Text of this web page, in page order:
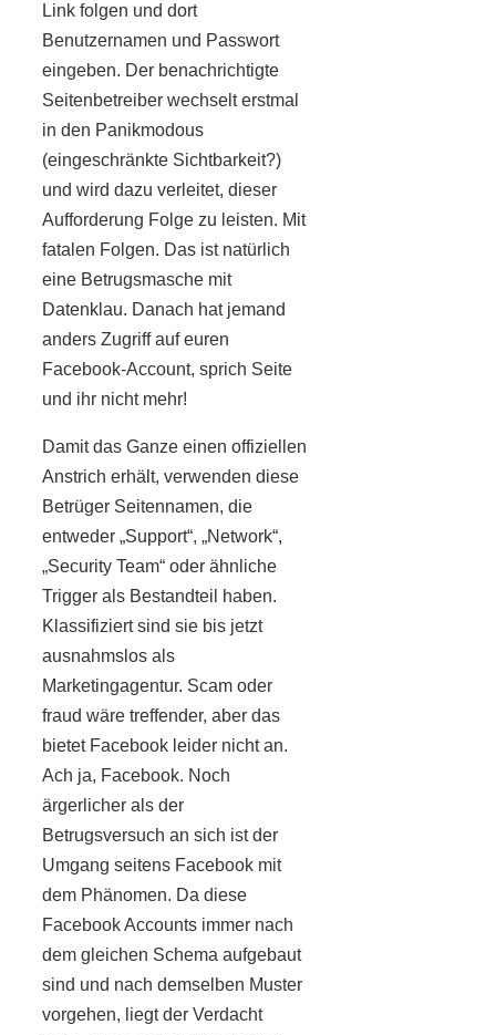
Link folgen und dort
Benutzernamen und Passwort
eingeben. Der benachrichtigte
Seitenbetreiber wechselt erstmal
in den Panikmodous
(eingeschränkte Sichtbarkeit?)
und wird dazu verleitet, dieser
Aufforderung Folge zu leisten. Mit
fatalen Folgen. Das ist natürlich
eine Betrugsmasche mit
Datenklau. Danach hat jemand
anders Zugriff auf euren
Facebook-Account, sprich Seite
und ihr nicht mehr!
Damit das Ganze einen offiziellen
Anstrich erhält, verwenden diese
Betrüger Seitennamen, die
entweder „Support“, „Network“,
„Security Team“ oder ähnliche
Trigger als Bestandteil haben.
Klassifiziert sind sie bis jetzt
ausnahmslos als
Marketingagentur. Scam oder
fraud wäre treffender, aber das
bietet Facebook leider nicht an.
Ach ja, Facebook. Noch
ärgerlicher als der
Betrugsversuch an sich ist der
Umgang seitens Facebook mit
dem Phänomen. Da diese
Facebook Accounts immer nach
dem gleichen Schema aufgebaut
sind und nach demselben Muster
vorgehen, liegt der Verdacht